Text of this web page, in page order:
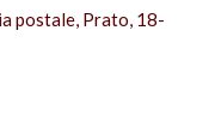
postale, Prato, 18-